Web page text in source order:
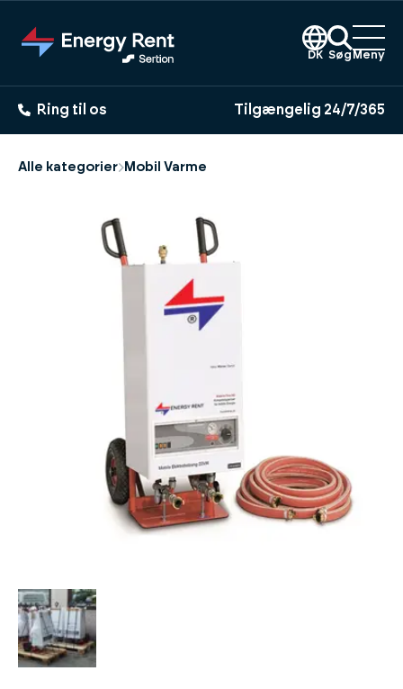
hovedindhold
DK Søg Meny
Ring til os Tilgængelig 24/7/365
Alle kategorier Mobil Varme